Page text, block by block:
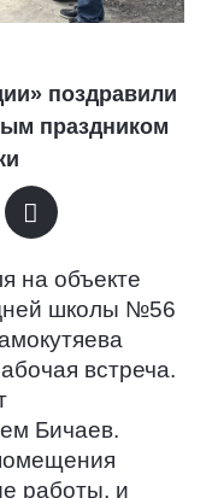
поздравили
праздником
на объекте
школы №56
встреча.
Бичаев.
работы, и